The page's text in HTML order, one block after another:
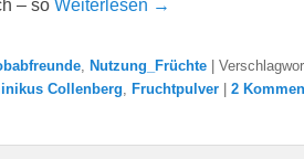
– so Weiterlesen →
, Nutzung_Früchte
Collenberg, Fruchtpulver 2